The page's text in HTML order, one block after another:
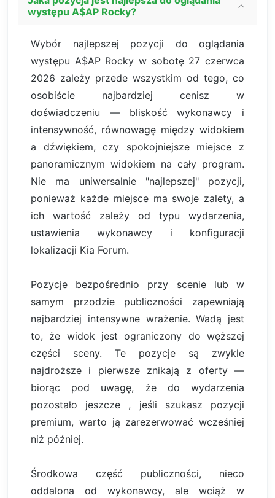
występu A$AP Rocky?
Wybór najlepszej pozycji do oglądania
występu A$AP Rocky w sobotę 27 czerwca
2026 zależy przede wszystkim od tego, co
osobiście najbardziej cenisz w
doświadczeniu — bliskość wykonawcy i
intensywność, równowagę między widokiem
a dźwiękiem, czy spokojniejsze miejsce z
panoramicznym widokiem na cały program.
Nie ma uniwersalnie "najlepszej" pozycji,
ponieważ każde miejsce ma swoje zalety, a
ich wartość zależy od typu wydarzenia,
ustawienia wykonawcy i konfiguracji
lokalizacji Kia Forum.
Pozycje bezpośrednio przy scenie lub w
samym przodzie publiczności zapewniają
najbardziej intensywne wrażenie. Wadą jest
to, że widok jest ograniczony do węższej
części sceny. Te pozycje są zwykle
najdroższe i pierwsze znikają z oferty —
biorąc pod uwagę, że do wydarzenia
pozostało jeszcze , jeśli szukasz pozycji
premium, warto ją zarezerwować wcześniej
niż później.
Środkowa część publiczności, nieco
oddalona od wykonawcy, ale wciąż w